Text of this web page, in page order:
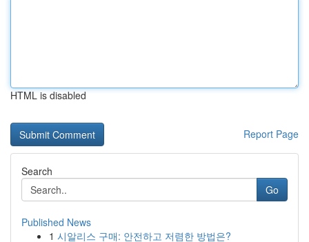
HTML is disabled
Report Page
Search
Go
Published News
1 시알리스 구매: 안전하고 저렴한 방법은?